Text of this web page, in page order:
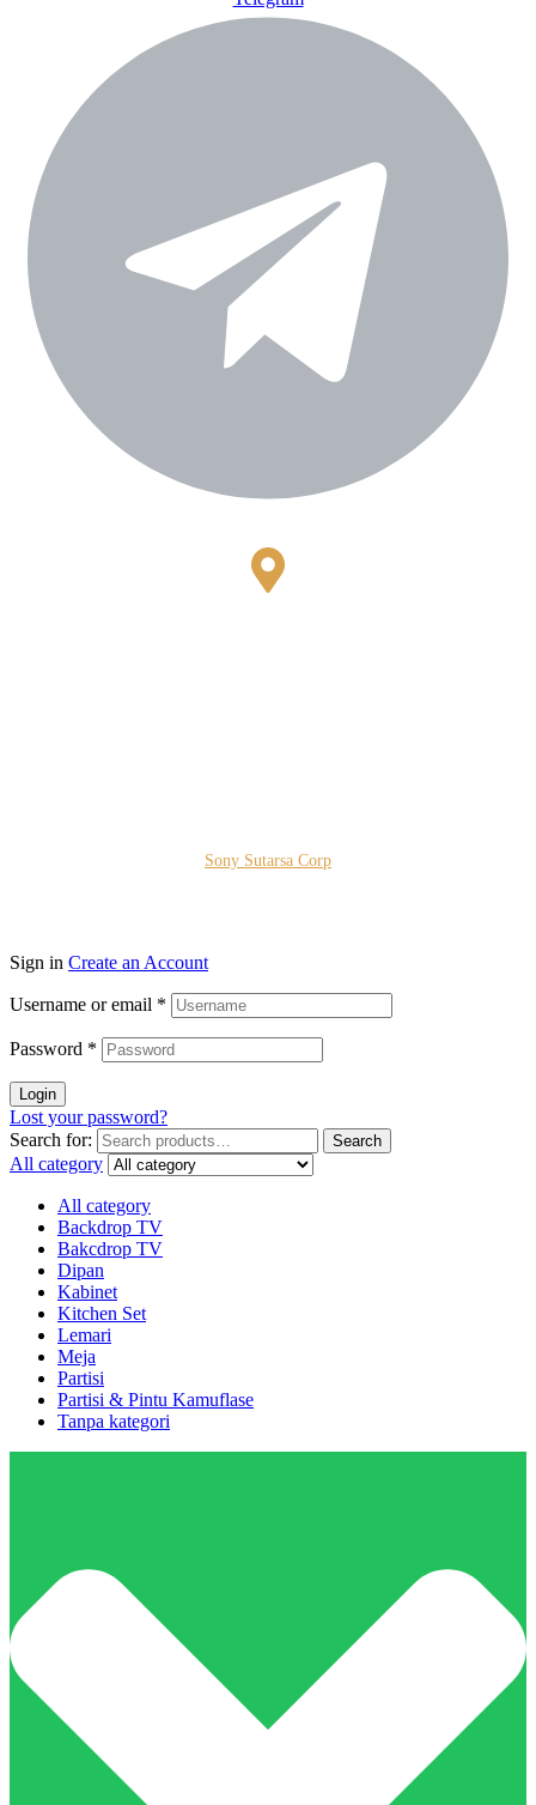
Sony Sutarsa Corp
Sign in Create an Account
Username or email *
Password *
Login
Lost your password?
Search for:
Search
All category
All category
Backdrop TV
Bakcdrop TV
Dipan
Kabinet
Kitchen Set
Lemari
Meja
Partisi
Partisi & Pintu Kamuflase
Tanpa kategori